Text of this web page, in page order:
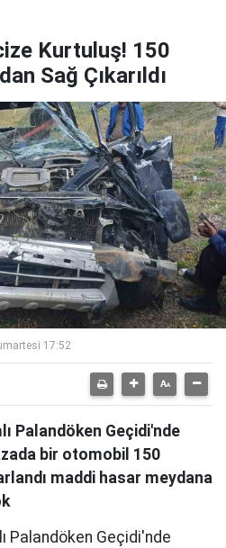
Kurtuluş! 150
Sağ Çıkarıldı
17:52
Palandöken Geçidi'nde
bir otomobil 150
maddi hasar meydana
Palandöken Geçidi'nde